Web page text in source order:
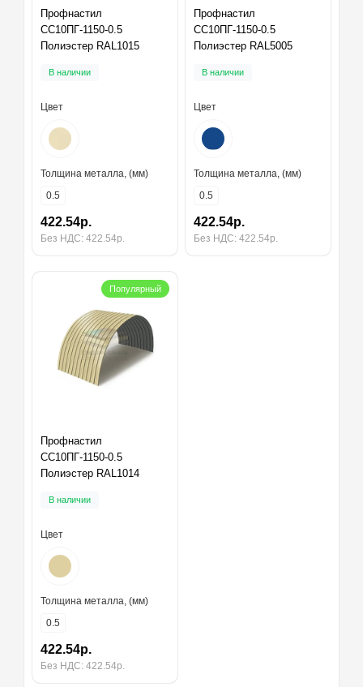
Профнастил
СС10ПГ-1150-0.5
Полиэстер RAL1015
В наличии
Цвет
Толщина металла, (мм)
0.5
422.54р.
Без НДС: 422.54р.
Профнастил
СС10ПГ-1150-0.5
Полиэстер RAL5005
В наличии
Цвет
Толщина металла, (мм)
0.5
422.54р.
Без НДС: 422.54р.
Популярный
Профнастил
СС10ПГ-1150-0.5
Полиэстер RAL1014
В наличии
Цвет
Толщина металла, (мм)
0.5
422.54р.
Без НДС: 422.54р.